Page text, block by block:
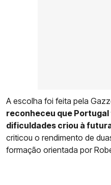
A escolha foi feita pela
reconheceu que Portugal
dificuldades criou à
criticou o rendimento de
formação orientada por